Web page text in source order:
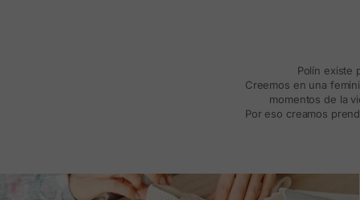
Polín existe
Creemos en una
momentos de la
Por eso creamos